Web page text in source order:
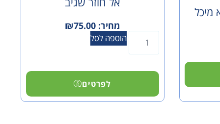
מיכל
מחיר: ₪75.00
הוספה לסל
לפרטים